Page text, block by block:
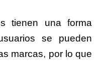
tienen una forma
se pueden
marcas, por lo que